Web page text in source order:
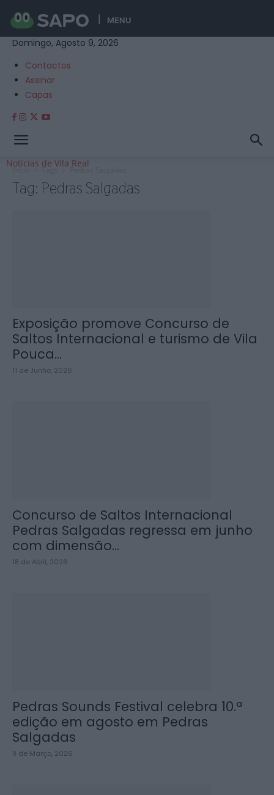
MENU
Domingo, Agosto 9, 2026
Contactos
Assinar
Capas
Notícias de Vila Real
Início Tags Pedras Salgadas
Tag: Pedras Salgadas
Exposição promove Concurso de
Saltos Internacional e turismo de Vila
Pouca...
11 de Junho, 2026
Concurso de Saltos Internacional
Pedras Salgadas regressa em junho
com dimensão...
18 de Abril, 2026
Pedras Sounds Festival celebra 10.ª
edição em agosto em Pedras
Salgadas
9 de Março, 2026